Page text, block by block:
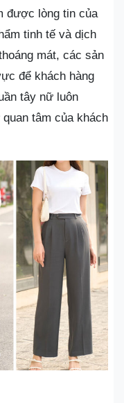
được lòng tin của
tinh tế và dịch
mát, các sản
để khách hàng
tây nữ luôn
tâm của khách